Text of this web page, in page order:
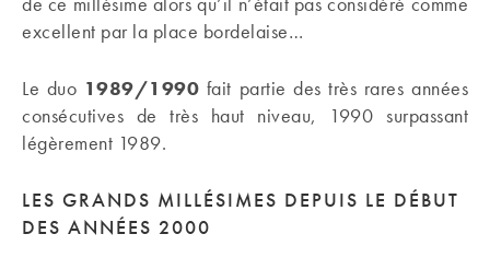
excellent par la place bordelaise…
Le duo 1989/1990 fait partie des très rares années
consécutives de très haut niveau, 1990 surpassant
légèrement 1989.
LES GRANDS MILLÉSIMES DEPUIS LE DÉBUT
DES ANNÉES 2000